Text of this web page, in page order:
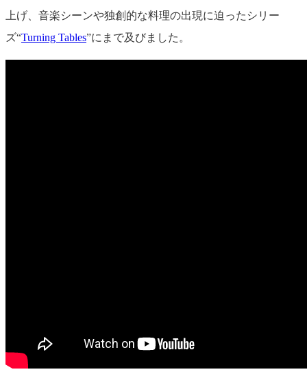
上げ、音楽シーンや独創的な料理の出現に迫ったシリー
ズ“Turning Tables”にまで及びました。